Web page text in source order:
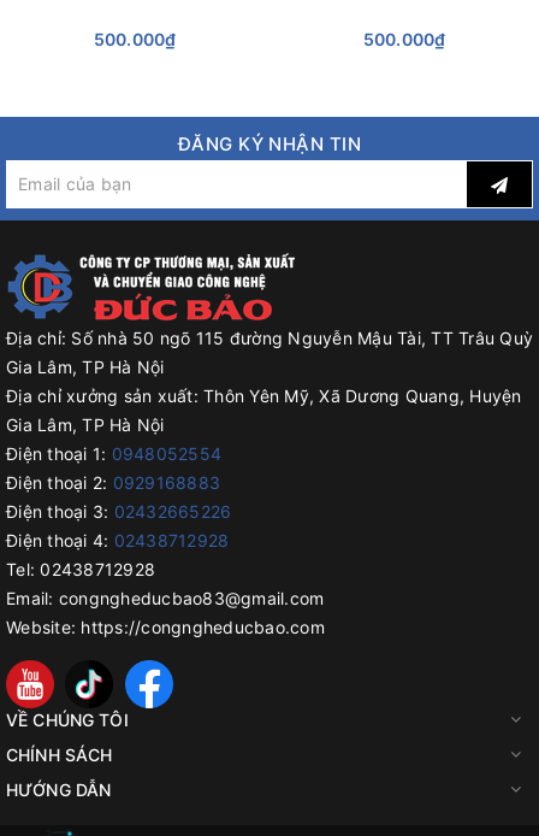
500.000₫ 500.000₫
ĐĂNG KÝ NHẬN TIN
Địa chỉ: Số nhà 50 ngõ 115 đường Nguyễn Mậu Tài, TT Trâu Quỳ
Gia Lâm, TP Hà Nội
Địa chỉ xưởng sản xuất: Thôn Yên Mỹ, Xã Dương Quang, Huyện
Gia Lâm, TP Hà Nội
Điện thoại 1: 0948052554
Điện thoại 2: 0929168883
Điện thoại 3: 02432665226
Điện thoại 4: 02438712928
Tel: 02438712928
Email: congngheducbao83@gmail.com
Website: https://congngheducbao.com
VỀ CHÚNG TÔI
CHÍNH SÁCH
HƯỚNG DẪN